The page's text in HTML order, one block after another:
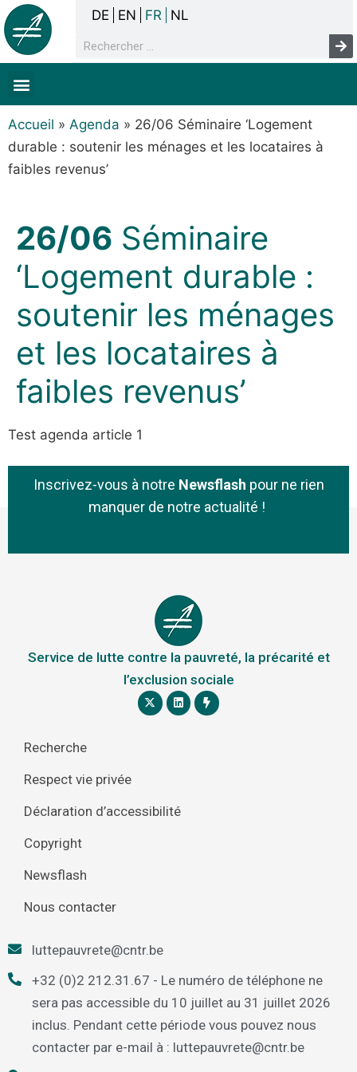
DE EN FR NL
Accueil » Agenda » 26/06 Séminaire ‘Logement
durable : soutenir les ménages et les locataires à
faibles revenus’
26/06 Séminaire
‘Logement durable :
soutenir les ménages
et les locataires à
faibles revenus’
Test agenda article 1
Inscrivez-vous à notre Newsflash pour ne rien
manquer de notre actualité !
Service de lutte contre la pauvreté, la précarité et
l’exclusion sociale
Recherche
Respect vie privée
Déclaration d’accessibilité
Copyright
Newsflash
Nous contacter
luttepauvrete@cntr.be
+32 (0)2 212.31.67 - Le numéro de téléphone ne
sera pas accessible du 10 juillet au 31 juillet 2026
inclus. Pendant cette période vous pouvez nous
contacter par e-mail à : luttepauvrete@cntr.be